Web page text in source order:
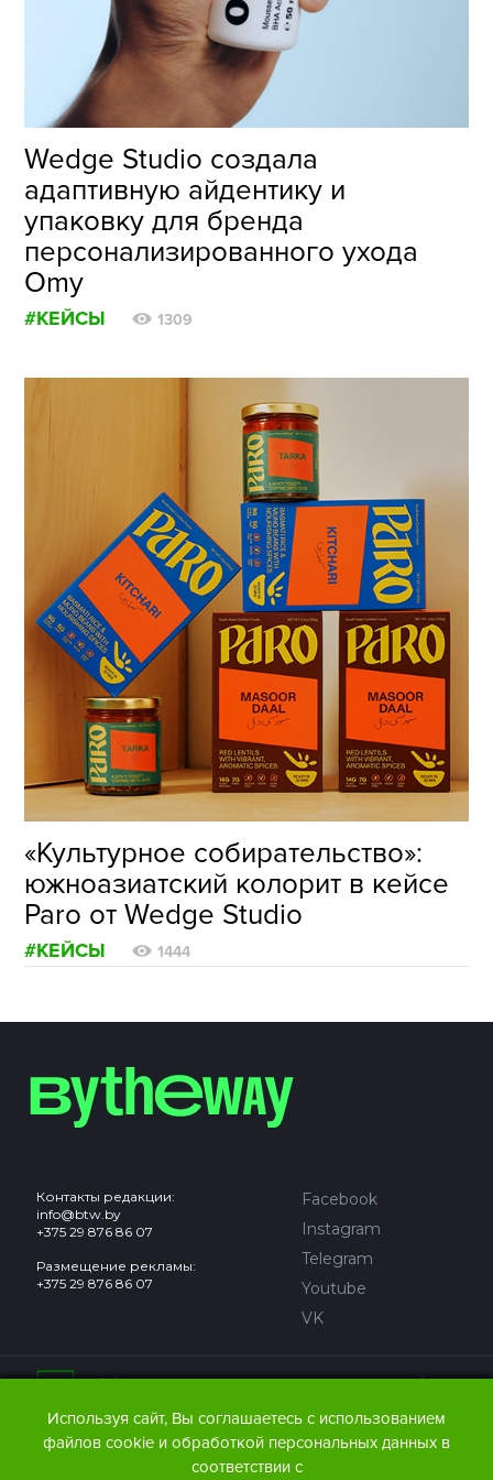
Wedge Studio создала
адаптивную айдентику и
упаковку для бренда
персонализированного ухода
Omy
#КЕЙСЫ 1309
«Культурное собирательство»:
южноазиатский колорит в кейсе
Paro от Wedge Studio
#КЕЙСЫ 1444
Контакты редакции:
info@btw.by
+375 29 876 86 07
Размещение рекламы:
+375 29 876 86 07
Facebook
Instagram
Telegram
Youtube
VK
Сайт может содержать контент, не предназначенный для
© 2016 – 2026 ООО
ФОТОГРАФИЯ
ТИПОГРАФИКА
ИСТОРИИ БРЕНДОВ
О ПРОЕКТЕ
РЕКЛАМА
КОНТАКТЫ
Используя сайт, Вы соглашаетесь с использованием
файлов cookie и обработкой персональных данных в
соответствии с